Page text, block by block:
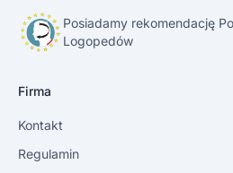
Posiadamy rekomendację
Logopedów
Firma
Kontakt
Regulamin